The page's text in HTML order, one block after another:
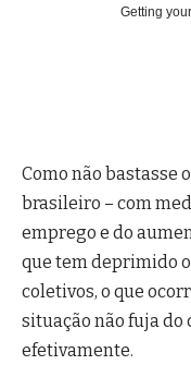
Getting your
Como não bastasse
brasileiro – com
emprego e do
que tem deprimido
coletivos, o que
situação não fuja do
efetivamente.